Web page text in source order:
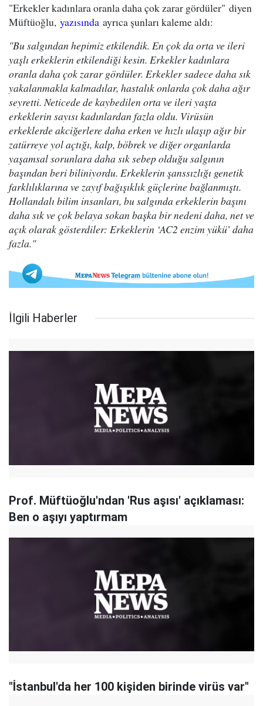
"Erkekler kadınlara oranla daha çok zarar gördüler" diyen
Müftüoğlu, yazısında ayrıca şunları kaleme aldı:
"Bu salgından hepimiz etkilendik. En çok da orta ve ileri
yaşlı erkeklerin etkilendiği kesin. Erkekler kadınlara
oranla daha çok zarar gördüler. Erkekler sadece daha sık
yakalanmakla kalmadılar, hastalık onlarda çok daha ağır
seyretti. Neticede de kaybedilen orta ve ileri yaşta
erkeklerin sayısı kadınlardan fazla oldu. Virüsün
erkeklerde akciğerlere daha erken ve hızlı ulaşıp ağır bir
zatürreye yol açtığı, kalp, böbrek ve diğer organlarda
yaşamsal sorunlara daha sık sebep olduğu salgının
başından beri biliniyordu. Erkeklerin şanssızlığı genetik
farklılıklarına ve zayıf bağışıklık güçlerine bağlanmıştı.
Hollandalı bilim insanları, bu salgında erkeklerin başını
daha sık ve çok belaya sokan başka bir nedeni daha, net ve
açık olarak gösterdiler: Erkeklerin ‘AC2 enzim yükü’ daha
fazla."
İlgili Haberler
Prof. Müftüoğlu'ndan 'Rus aşısı' açıklaması:
Ben o aşıyı yaptırmam
"İstanbul'da her 100 kişiden birinde virüs var"